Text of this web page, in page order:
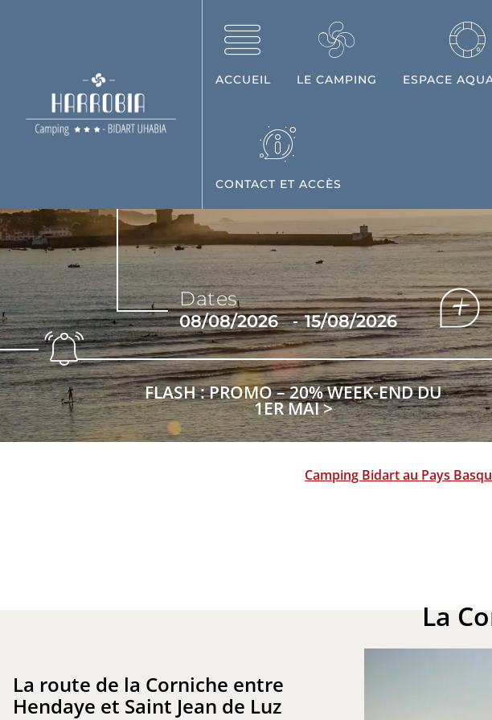
ACCUEIL LE CAMPING ESPACE
CONTACT ET ACCÈS
Dates
- +
FLASH : PROMO – 20% WEEK-END DU
1ER MAI >
Camping Bidart au Pays
La
La route de la Corniche entre
Hendaye et Saint Jean de Luz